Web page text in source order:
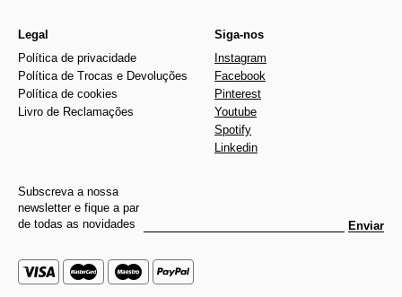
Legal
Política de privacidade
Política de Trocas e Devoluções
Política de cookies
Livro de Reclamações
Siga-nos
Instagram
Facebook
Pinterest
Youtube
Spotify
Linkedin
Subscreva a nossa
newsletter e fique a par
de todas as novidades
Enviar